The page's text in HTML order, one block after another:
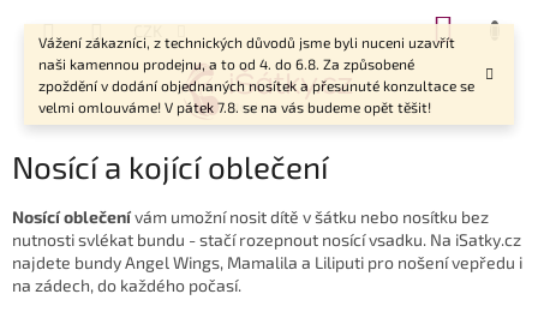
Vážení zákazníci, z technických důvodů jsme byli nuceni uzavřít
naši kamennou prodejnu, a to od 4. do 6.8. Za způsobené
zpoždění v dodání objednaných nosítek a přesunuté konzultace se
velmi omlouváme! V pátek 7.8. se na vás budeme opět těšit!
CZK
Nosící a kojící oblečení
Nosící oblečenívám umožní nosit dítě v šátku nebo nosítku bez
nutnosti svlékat bundu - stačí rozepnout nosící vsadku. Na iSatky.cz
najdete bundy Angel Wings, Mamalila a Liliputi pro nošení vepředu i
na zádech, do každého počasí.